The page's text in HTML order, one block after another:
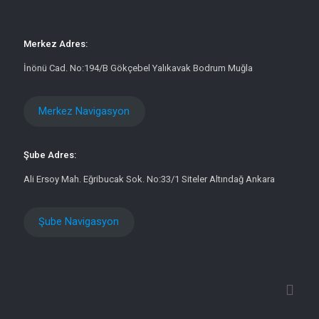
Merkez Adres:
İnönü Cad. No:194/B Gökçebel Yalıkavak Bodrum Muğla
Merkez Navigasyon
Şube Adres:
Ali Ersoy Mah. Eğribucak Sok. No:33/1 Siteler Altındağ Ankara
Şube Navigasyon